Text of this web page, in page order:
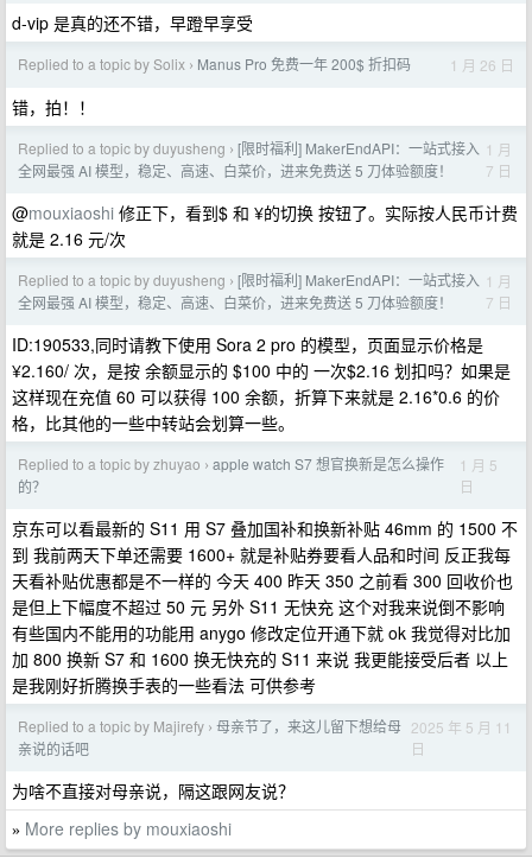
d-vip 是真的还不错，早蹬早享受
Replied to a topic by Solix › Manus Pro 免费一年 200$ 折扣码 1 月 26 日
错，拍！！
Replied to a topic by duyusheng › [限时福利] MakerEndAPI：一站式接入
全网最强 AI 模型，稳定、高速、白菜价，进来免费送 5 刀体验额度！
1 月
7 日
@mouxiaoshi 修正下，看到$ 和 ¥的切换 按钮了。实际按人民币计费
就是 2.16 元/次
Replied to a topic by duyusheng › [限时福利] MakerEndAPI：一站式接入
全网最强 AI 模型，稳定、高速、白菜价，进来免费送 5 刀体验额度！
1 月
7 日
ID:190533,同时请教下使用 Sora 2 pro 的模型，页面显示价格是
¥2.160/ 次，是按 余额显示的 $100 中的 一次$2.16 划扣吗？如果是
这样现在充值 60 可以获得 100 余额，折算下来就是 2.16*0.6 的价
格，比其他的一些中转站会划算一些。
Replied to a topic by zhuyao › apple watch S7 想官换新是怎么操作
的？
1 月 5
日
京东可以看最新的 S11 用 S7 叠加国补和换新补贴 46mm 的 1500 不
到 我前两天下单还需要 1600+ 就是补贴券要看人品和时间 反正我每
天看补贴优惠都是不一样的 今天 400 昨天 350 之前看 300 回收价也
是但上下幅度不超过 50 元 另外 S11 无快充 这个对我来说倒不影响
有些国内不能用的功能用 anygo 修改定位开通下就 ok 我觉得对比加
加 800 换新 S7 和 1600 换无快充的 S11 来说 我更能接受后者 以上
是我刚好折腾换手表的一些看法 可供参考
Replied to a topic by Majirefy › 母亲节了，来这儿留下想给母
亲说的话吧
2025 年 5 月 11
日
为啥不直接对母亲说，隔这跟网友说？
» More replies by mouxiaoshi